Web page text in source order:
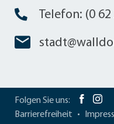
Telefon: (0 62
Folgen Sie uns:
Barrierefreiheit